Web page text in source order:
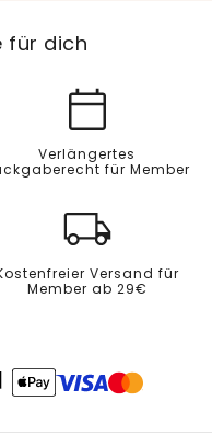
für dich
Verlängertes
für Member
Versand für
Member ab 29€